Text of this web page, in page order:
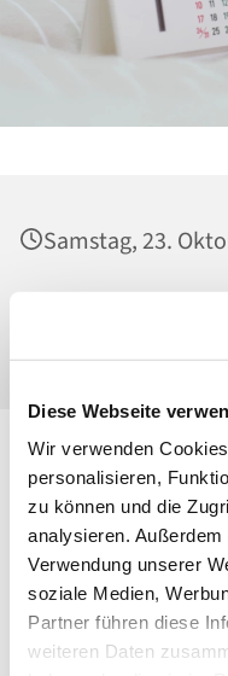
Diese Webseite
Wir verwenden
personalisieren,
zu können und die
analysieren.
Verwendung unserer
soziale Medien,
Partner führen diese
weiteren Daten
Samstag, 23.
St. Josef -